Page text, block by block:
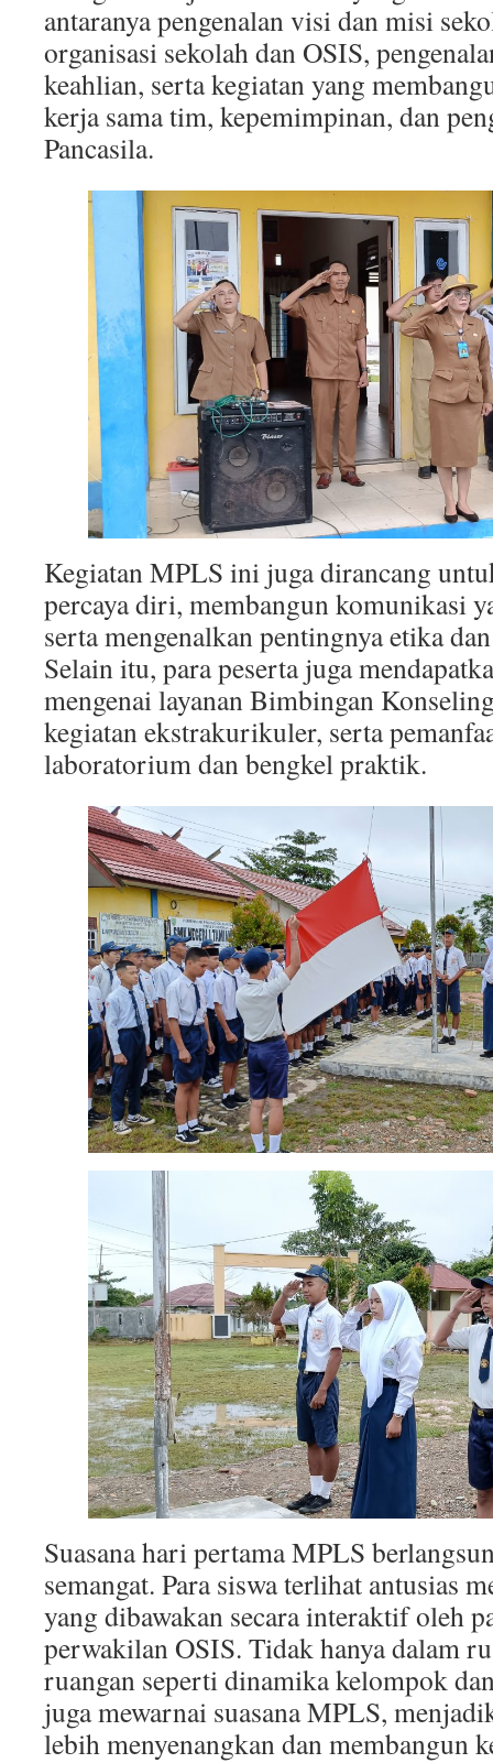
antaranya pengenalan visi dan misi
organisasi sekolah dan OSIS,
keahlian, serta kegiatan yang
kerja sama tim, kepemimpinan, dan
Pancasila.
Kegiatan MPLS ini juga dirancang
percaya diri, membangun komunikasi
serta mengenalkan pentingnya etika
Selain itu, para peserta juga
mengenai layanan Bimbingan
kegiatan ekstrakurikuler, serta
laboratorium dan bengkel praktik.
Suasana hari pertama MPLS
semangat. Para siswa terlihat antusias
yang dibawakan secara interaktif oleh
perwakilan OSIS. Tidak hanya dalam
ruangan seperti dinamika kelompok
juga mewarnai suasana MPLS,
lebih menyenangkan dan membangun